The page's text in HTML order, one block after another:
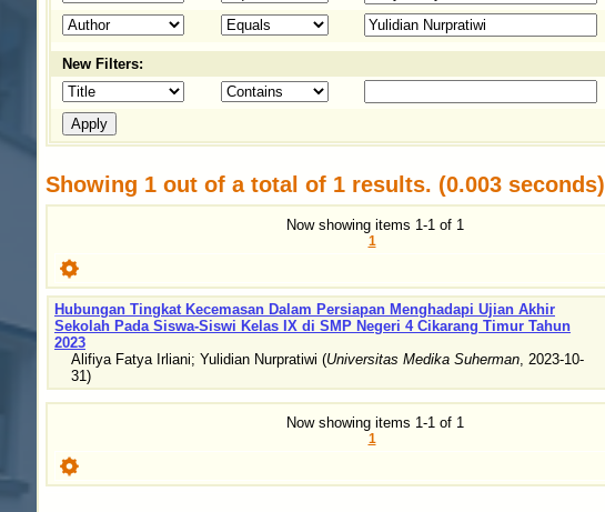
New Filters:
Showing 1 out of a total of 1 results. (0.003 seconds)
Now showing items 1-1 of 1
1
Hubungan Tingkat Kecemasan Dalam Persiapan Menghadapi Ujian Akhir
Sekolah Pada Siswa-Siswi Kelas IX di SMP Negeri 4 Cikarang Timur Tahun
2023
Alifiya Fatya Irliani; Yulidian Nurpratiwi (Universitas Medika Suherman 2023-10-
31)
Now showing items 1-1 of 1
1